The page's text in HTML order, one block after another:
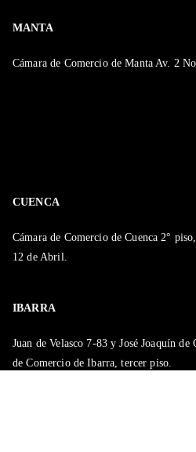
MANTA
Cámara de Comercio de Manta Av. 2
CUENCA
Cámara de Comercio de Cuenca 2°
12 de Abril.
IBARRA
Juan de Velasco 7-83 y José Joaquín
de Comercio de Ibarra, tercer piso.